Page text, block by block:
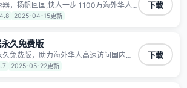
器，扬帆回国,快人一步 1100万海外华人
频回国加速器 Android iOS Windows
持多种加速场景 了解更多 看视频 全球高
优酷视频,在国外也能畅快追剧!
4.8 2025-04-15更新
下载
久免费版
久免费版，助力海外华人高速访问国内网
内各直播平台,解决国内视频、音乐卡顿
速海量国服游戏，超低延迟稳定不掉线,畅
2025-05-22更新
下载